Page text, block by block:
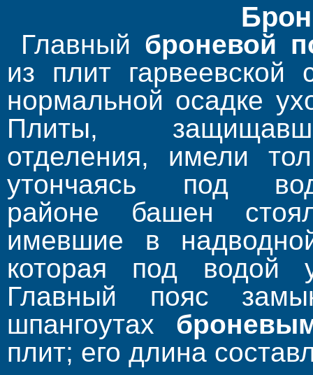
Главный броневой
из плит
нормальной осадке
Плиты,
отделения, имели
утончаясь
районе башен
имевшие в
которая под
Главный пояс
шпангоутах
плит; его длина